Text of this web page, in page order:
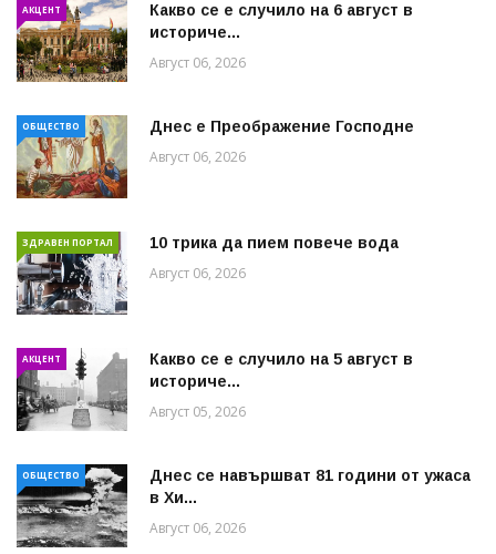
АКЦЕНТ
Какво се е случило на 6 август в
историче...
Август 06, 2026
ОБЩЕСТВО Днес е Преображение Господне
Август 06, 2026
ЗДРАВЕН ПОРТАЛ 10 трика да пием повече вода
Август 06, 2026
АКЦЕНТ
Какво се е случило на 5 август в
историче...
Август 05, 2026
ОБЩЕСТВО
Днес се навършват 81 години от ужаса
в Хи...
Август 06, 2026